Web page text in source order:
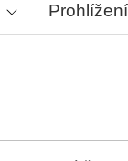
Prohlížení